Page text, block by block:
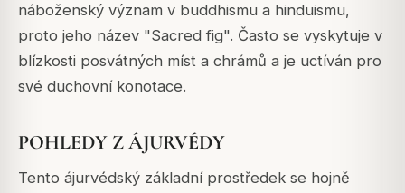
náboženský význam v buddhismu a hinduismu,
proto jeho název "Sacred fig". Často se vyskytuje v
blízkosti posvátných míst a chrámů a je uctíván pro
své duchovní konotace.
POHLEDY Z ÁJURVÉDY
Tento ájurvédský základní prostředek se hojně